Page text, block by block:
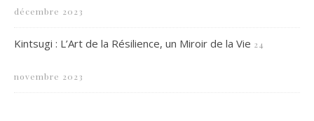
décembre 2023
Kintsugi : L’Art de la Résilience, un Miroir de la Vie 24
novembre 2023